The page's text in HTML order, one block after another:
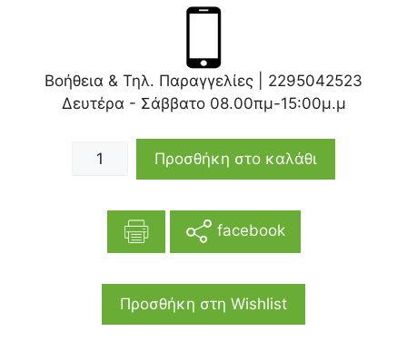
Βοήθεια & Τηλ. Παραγγελίες | 2295042523
Δευτέρα - Σάββατο 08.00πμ-15:00μ.μ
Προσθήκη στο καλάθι
facebook
Προσθήκη στη Wishlist